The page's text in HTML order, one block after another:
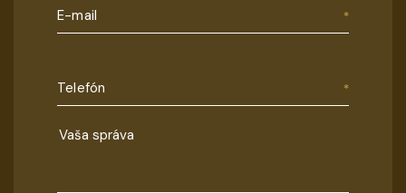
E-mail
Telefón